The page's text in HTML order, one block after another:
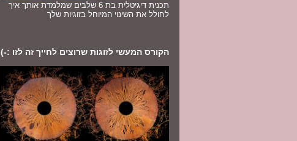
תכנית דיגיטלית בת 6 שלבים שמלמדת אותך איך
לחולל את השינוי המיוחל בזוגיות שלך
הקורס המעשי לזוגות שרוצים לחייך זה לזו :-)